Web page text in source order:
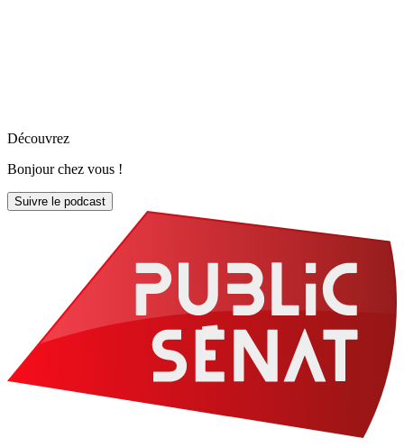
Découvrez
Bonjour chez vous !
Suivre le podcast